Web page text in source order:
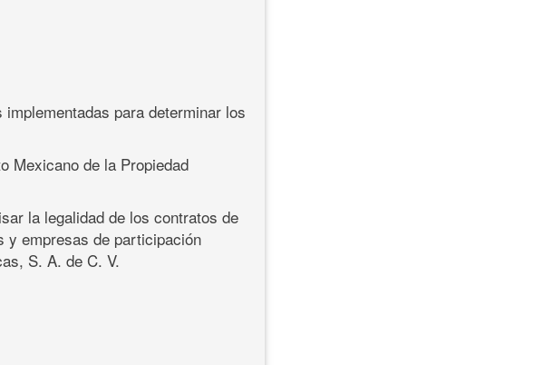
para determinar los
Mexicano de la Propiedad
la legalidad de los contratos de
y empresas de participación
S. A. de C. V.